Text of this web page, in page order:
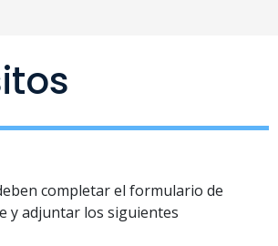
completar el formulario de
y adjuntar los siguientes